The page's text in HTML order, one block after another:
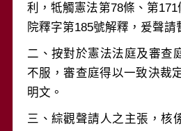
利，牴觸憲法第78條、第
二、按對於憲法法庭及審查
不服，審查庭得以一致決裁
三、綜觀聲請人之主張，核